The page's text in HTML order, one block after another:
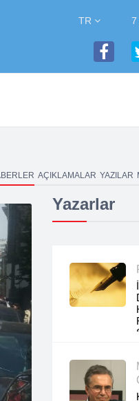
TR 7
AÇIKLAMALAR YAZILAR
Yazarlar